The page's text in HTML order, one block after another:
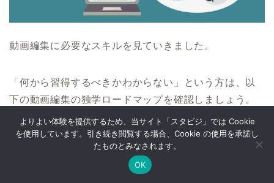
動画編集に必要なスキルを見ていきました。
「何から習得するべきかわからない」という方は、以
下の動画編集の独学ロードマップを確認しましょう。
1.クラウドソーシングでどんな案件があるのか
よりよい体験を提供するため、当サイト「スタビジ」では Cookie
を使用しています。引き続き閲覧する場合、Cookie の使用を承諾し
たものとみなされます。
OK